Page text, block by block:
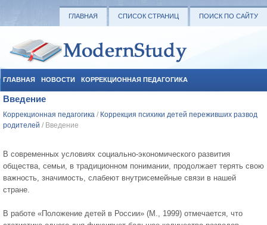
ГЛАВНАЯ СПИСОК СТРАНИЦ ПОИСК ПО САЙТУ
ГЛАВНАЯ НОВОСТИ КОРРЕКЦИОННАЯ ПЕДАГОГИКА
СОЦИАЛЬНАЯ ПЕДАГОГИКА
Введение
Коррекционная педагогика / Коррекция психики детей переживших развод
родителей / Введение
В современных условиях социально-экономического развития
общества, семьи, в традиционном понимании, продолжает терять свою
важность, зна­чимость, слабеют внутрисемейные связи в нашей
стране.
В работе «Положение детей в России» (М., 1999) отмечается, что